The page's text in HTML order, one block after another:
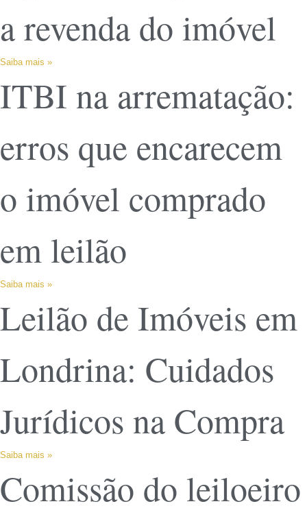
a revenda do imóvel
Saiba mais »
ITBI na arrematação:
erros que encarecem
o imóvel comprado
em leilão
Saiba mais »
Leilão de Imóveis em
Londrina: Cuidados
Jurídicos na Compra
Saiba mais »
Comissão do leiloeiro